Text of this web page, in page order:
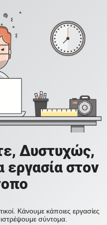
Δυστυχώς,
εργασία στον
Κάνουμε κάποιες εργασίες
σύντομα.